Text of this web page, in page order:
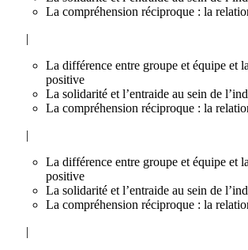
La compréhension réciproque : la
|
La différence entre groupe et équipe et
positive
La solidarité et l’entraide au sein de
La compréhension réciproque : la
|
La différence entre groupe et équipe et
positive
La solidarité et l’entraide au sein de
La compréhension réciproque : la
|